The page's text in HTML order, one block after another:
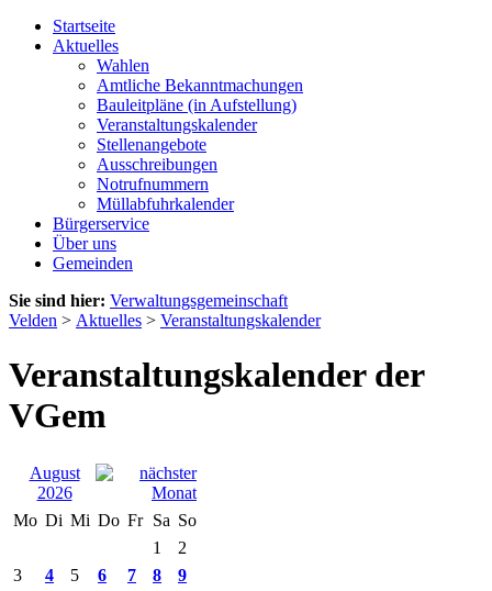
Startseite
Aktuelles
Wahlen
Amtliche Bekanntmachungen
Bauleitpläne (in Aufstellung)
Veranstaltungskalender
Stellenangebote
Ausschreibungen
Notrufnummern
Müllabfuhrkalender
Bürgerservice
Über uns
Gemeinden
Sie sind hier: Verwaltungsgemeinschaft
Velden > Aktuelles > Veranstaltungskalender
Veranstaltungskalender der
VGem
August
2026
Mo Di Mi Do Fr Sa So
1
2
3
4 5 6 7 8
9